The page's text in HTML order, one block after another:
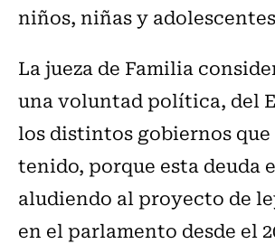
niños, niñas y
La jueza de Familia
una voluntad política, del
los distintos gobiernos que
tenido, porque esta deuda
aludiendo al proyecto de
en el parlamento desde el